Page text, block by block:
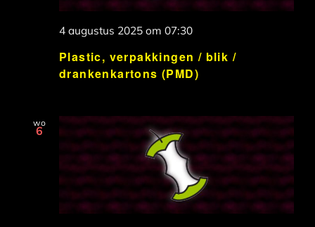
Plastic, verpakkingen / blik /
drankenkartons (PMD)
4 augustus 2025 om 07:30
wo
6